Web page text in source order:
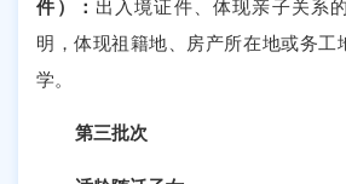
件）
： 出入境证件、体现亲子关系
明，体现祖籍地、房产所在地或务工
学。
第三批次